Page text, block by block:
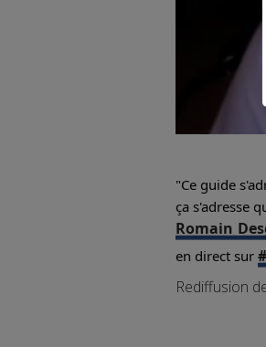
"Ce guide
ça s'adresse
Romain
en direct sur
Rediffusion